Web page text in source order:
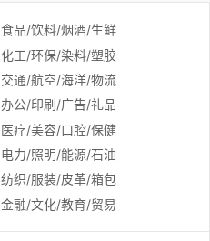
食品/饮料/烟酒/生鲜
化工/环保/染料/塑胶
交通/航空/海洋/物流
办公/印刷/广告/礼品
医疗/美容/口腔/保健
电力/照明/能源/石油
纺织/服装/皮革/箱包
金融/文化/教育/贸易